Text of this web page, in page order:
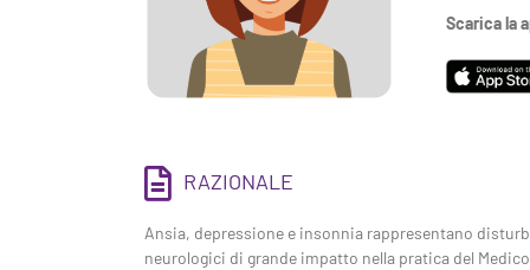
Scarica la
RAZIONALE
Ansia, depressione e insonnia rappresentano
neurologici di grande impatto nella pratica del Medico